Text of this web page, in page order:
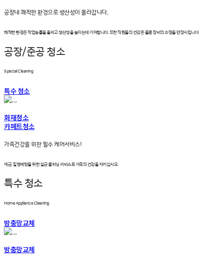
공장내 쾌적한 환경으로 생산성이 올라갑니다.
쾌적한 환경은 작업능률을 올리고 생산성을 높이는데 기여합니다. 또한 직원들의 건강은 물론 장비의 수명을 연장시킵니다
공장/준공 청소
Special Cleaning
특수 청소
화재청소
카페트청소
가족건강을 위한 필수 케어서비스!
세균, 질병예방을 위한 살균 클리닝 서비스로 가족의 건강을 지키십시오.
특수 청소
Home Appliance Cleaning
방충망교체
방충망교체